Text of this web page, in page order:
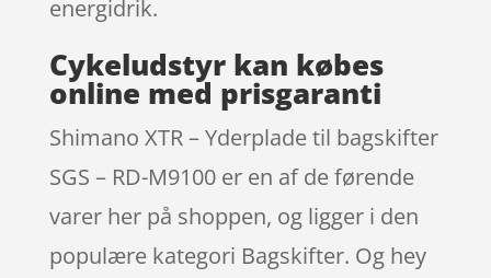
energidrik.
Cykeludstyr kan købes
online med prisgaranti
Shimano XTR – Yderplade til bagskifter
SGS – RD-M9100 er en af de førende
varer her på shoppen, og ligger i den
populære kategori Bagskifter. Og hey